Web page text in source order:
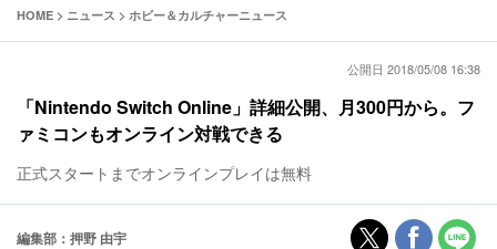
HOME > ニュース > ホビー＆カルチャーニュース
公開日 2018/05/08 16:38
「Nintendo Switch Online」詳細公開、月300円から。フ
ァミコンもオンライン対戦できる
正式スタートまでオンラインプレイは無料
編集部：押野 由宇